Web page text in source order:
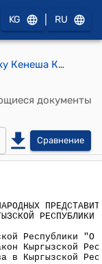
KG RU
Постановление СНП Жогорку Кенеша КР от 26 марта 1997 года П №545-1 "Об одобрении Закона Кыргызской Республики "О внесении изменений и дополнений в Закон Кыргызской Республики "Об основах бюджетного права в Кыргызской Республике"
документы
Сравнение